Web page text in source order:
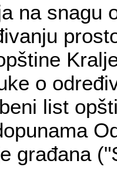
na snagu
o
list
građana